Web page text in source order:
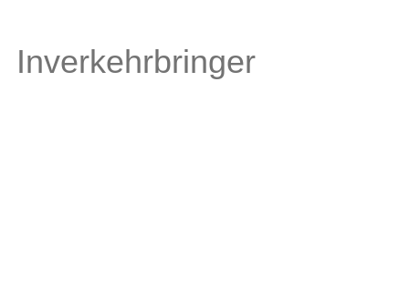
Inverkehrbringer